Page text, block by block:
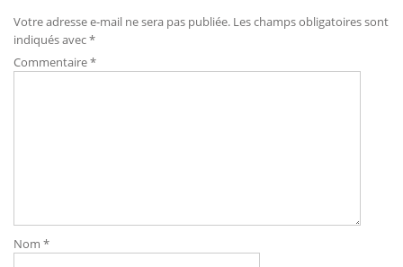
Votre adresse e-mail ne sera pas publiée. Les champs obligatoires sont
indiqués avec*
Commentaire*
Nom *